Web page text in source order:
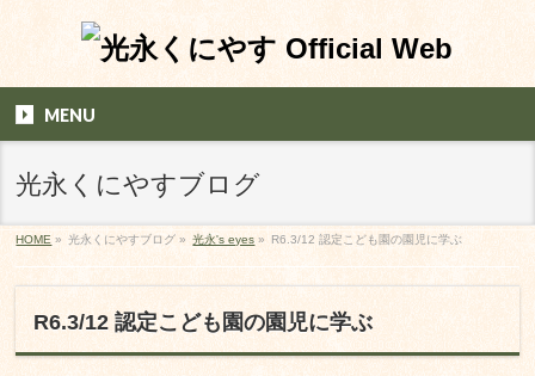
MENU
光永くにやすブログ
HOME » 光永くにやすブログ » 光永's eyes » R6.3/12 認定こども園の園児に学ぶ
R6.3/12 認定こども園の園児に学ぶ